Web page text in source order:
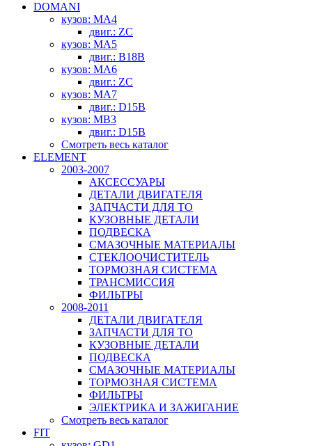
DOMANI
кузов: MA4
двиг.: ZC
кузов: MA5
двиг.: B18B
кузов: MA6
двиг.: ZC
кузов: MA7
двиг.: D15B
кузов: MB3
двиг.: D15B
Смотреть весь каталог
ELEMENT
2003-2007
АКСЕССУАРЫ
ДЕТАЛИ ДВИГАТЕЛЯ
ЗАПЧАСТИ ДЛЯ ТО
КУЗОВНЫЕ ДЕТАЛИ
ПОДВЕСКА
СМАЗОЧНЫЕ МАТЕРИАЛЫ
СТЕКЛООЧИСТИТЕЛЬ
ТОРМОЗНАЯ СИСТЕМА
ТРАНСМИССИЯ
ФИЛЬТРЫ
2008-2011
ДЕТАЛИ ДВИГАТЕЛЯ
ЗАПЧАСТИ ДЛЯ ТО
КУЗОВНЫЕ ДЕТАЛИ
ПОДВЕСКА
СМАЗОЧНЫЕ МАТЕРИАЛЫ
ТОРМОЗНАЯ СИСТЕМА
ФИЛЬТРЫ
ЭЛЕКТРИКА И ЗАЖИГАНИЕ
Смотреть весь каталог
FIT